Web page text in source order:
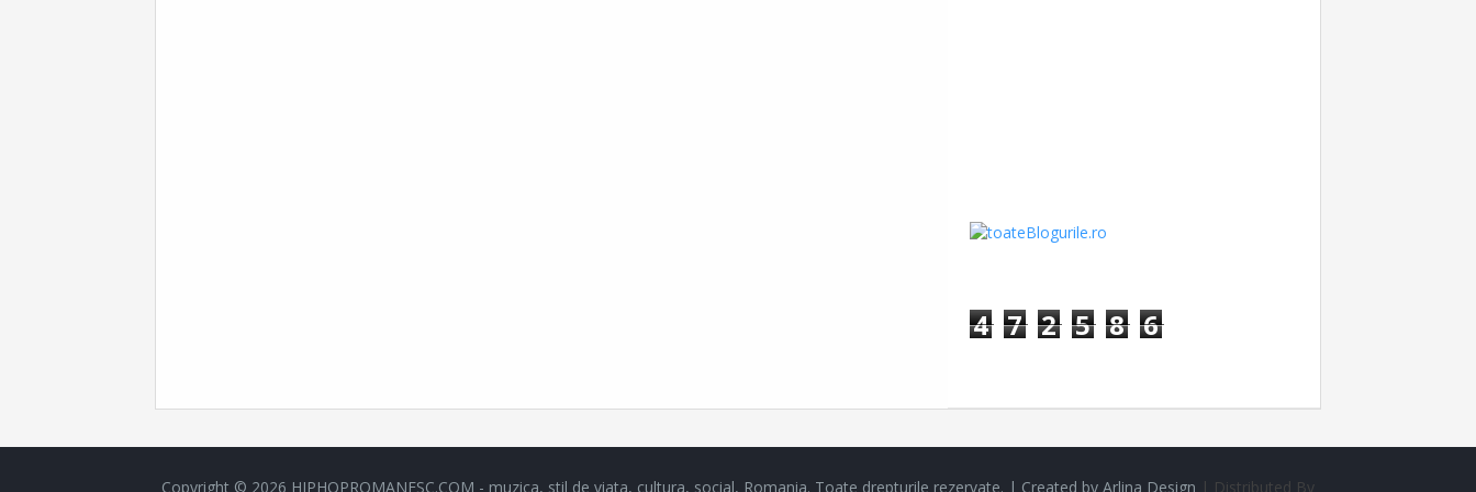
4 7 2 5 8 6
Copyright © 2026 HIPHOPROMANESC.COM - muzica, stil de viata, cultura, social, Romania. Toate drepturile rezervate. | Created by Arlina Design | Distributed By